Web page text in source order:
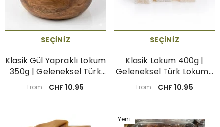
SEÇINIZ
Klasik Gül Yapraklı Lokum
350g | Geleneksel Türk
Lokumu
From CHF 10.95
SEÇINIZ
Klasik Lokum 400g |
Geleneksel Türk Lokumu
İnce Lezzetle
From CHF 10.95
Yeni